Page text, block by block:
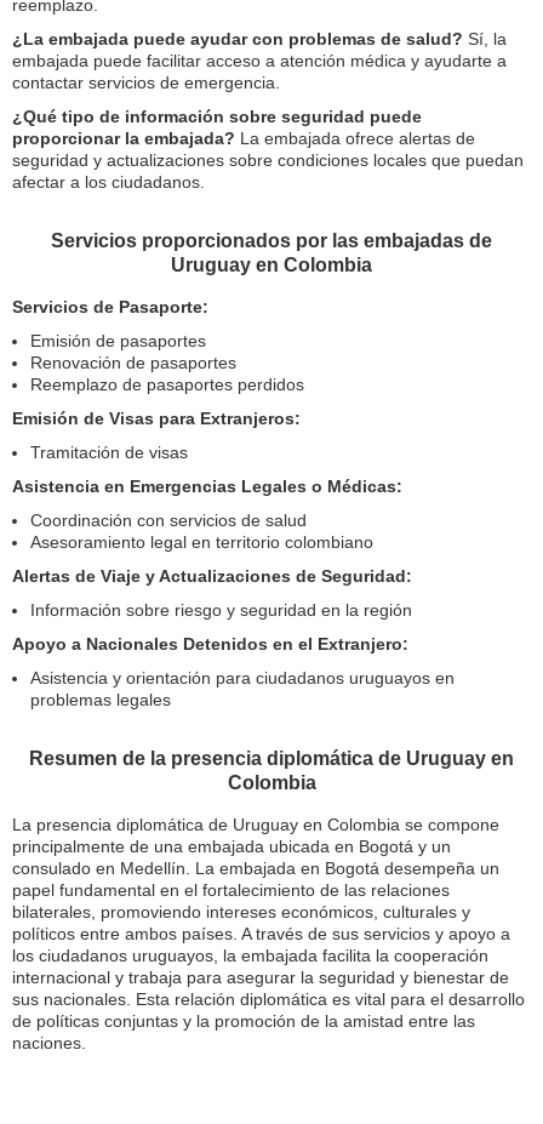
reemplazo.
¿La embajada puede ayudar con problemas de salud? Sí, la
embajada puede facilitar acceso a atención médica y ayudarte a
contactar servicios de emergencia.
¿Qué tipo de información sobre seguridad puede
proporcionar la embajada? La embajada ofrece alertas de
seguridad y actualizaciones sobre condiciones locales que puedan
afectar a los ciudadanos.
Servicios proporcionados por las embajadas de
Uruguay en Colombia
Servicios de Pasaporte:
Emisión de pasaportes
Renovación de pasaportes
Reemplazo de pasaportes perdidos
Emisión de Visas para Extranjeros:
Tramitación de visas
Asistencia en Emergencias Legales o Médicas:
Coordinación con servicios de salud
Asesoramiento legal en territorio colombiano
Alertas de Viaje y Actualizaciones de Seguridad:
Información sobre riesgo y seguridad en la región
Apoyo a Nacionales Detenidos en el Extranjero:
Asistencia y orientación para ciudadanos uruguayos en
problemas legales
Resumen de la presencia diplomática de Uruguay en
Colombia
La presencia diplomática de Uruguay en Colombia se compone
principalmente de una embajada ubicada en Bogotá y un
consulado en Medellín. La embajada en Bogotá desempeña un
papel fundamental en el fortalecimiento de las relaciones
bilaterales, promoviendo intereses económicos, culturales y
políticos entre ambos países. A través de sus servicios y apoyo a
los ciudadanos uruguayos, la embajada facilita la cooperación
internacional y trabaja para asegurar la seguridad y bienestar de
sus nacionales. Esta relación diplomática es vital para el desarrollo
de políticas conjuntas y la promoción de la amistad entre las
naciones.